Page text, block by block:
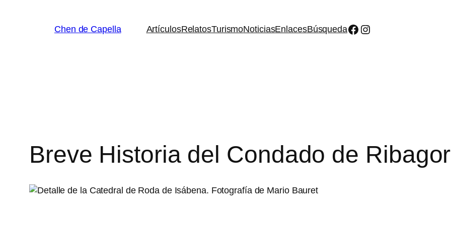
Chen de Capella ArtículosRelatosTurismoNoticiasEnlacesBúsquedaFacebook
Instagram
Breve Historia del Condado de